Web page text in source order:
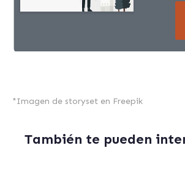
*Imagen de storyset en Freepik
También te pueden